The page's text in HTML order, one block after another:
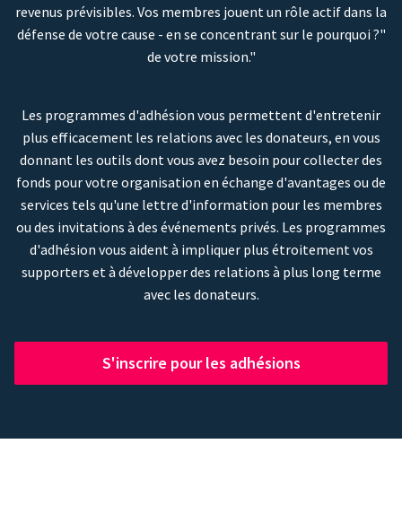
revenus prévisibles. Vos membres jouent un rôle actif dans la
défense de votre cause - en se concentrant sur le pourquoi ?"
de votre mission."
Les programmes d'adhésion vous permettent d'entretenir
plus efficacement les relations avec les donateurs, en vous
donnant les outils dont vous avez besoin pour collecter des
fonds pour votre organisation en échange d'avantages ou de
services tels qu'une lettre d'information pour les membres
ou des invitations à des événements privés. Les programmes
d'adhésion vous aident à impliquer plus étroitement vos
supporters et à développer des relations à plus long terme
avec les donateurs.
S'inscrire pour les adhésions